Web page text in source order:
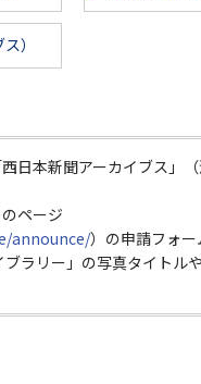
）
日本新聞アーカイブス」
ページ
announce/）の申請フォ
ラリー」の写真タイトル